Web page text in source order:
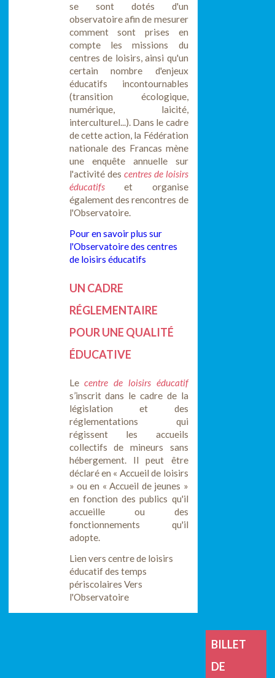
se sont dotés d'un
observatoire afin de mesurer
comment sont prises en
compte les missions du
centres de loisirs, ainsi qu'un
certain nombre d'enjeux
éducatifs incontournables
(transition écologique,
numérique, laicité,
interculturel...). Dans le cadre
de cette action, la Fédération
nationale des Francas mène
une enquête annuelle sur
l'activité des centres de loisirs
éducatifset organise
également des rencontres de
l'Observatoire.
Pour en savoir plus sur
l'Observatoire des centres
de loisirs éducatifs
UN CADRE
RÉGLEMENTAIRE
POUR UNE QUALITÉ
ÉDUCATIVE
Lecentre de loisirs éducatif
s’inscrit dans le cadre de la
législation et des
réglementations qui
régissent les accueils
collectifs de mineurs sans
hébergement. Il peut être
déclaré en « Accueil de loisirs
» ou en « Accueil de jeunes »
en fonction des publics qu'il
accueille ou des
fonctionnements qu'il
adopte.
Lien vers centre de loisirs
éducatif des temps
périscolaires Vers
l'Observatoire
BILLET
DE